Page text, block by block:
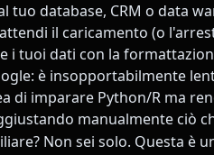
tuo database, CRM o data
il caricamento (o
i tuoi dati con la
è insopportabilmente
di imparare Python/R ma
manualmente ciò
Non sei solo. Questa è